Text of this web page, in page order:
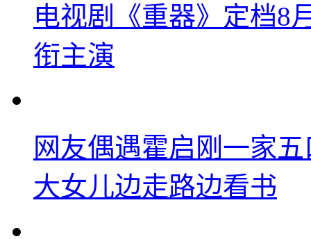
电视剧《重器》定档8
衔主演
网友偶遇霍启刚一家
大女儿边走路边看书